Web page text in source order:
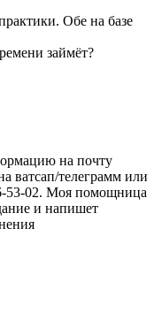
Обе на базе
займёт?
на почту
ватсап/телеграмм или
53-02. Моя помощница
и напишет